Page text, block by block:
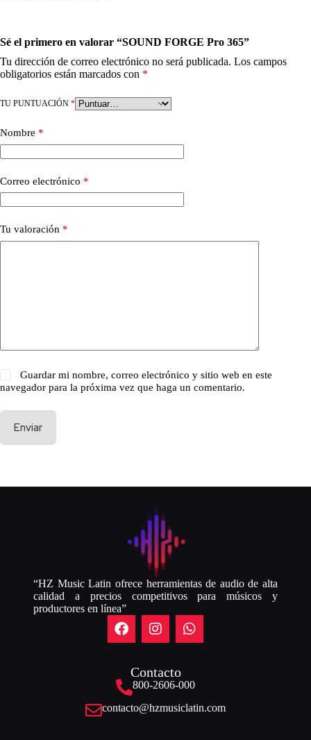
Sé el primero en valorar “SOUND FORGE Pro 365”
Tu dirección de correo electrónico no será publicada. Los campos
obligatorios están marcados con *
TU PUNTUACIÓN *
Nombre *
Correo electrónico *
Tu valoración *
Guardar mi nombre, correo electrónico y sitio web en este
navegador para la próxima vez que haga un comentario.
Enviar
“HZ Music Latin ofrece herramientas de audio de alta
calidad a precios competitivos para músicos y
productores en línea”
Contacto
800-2606-000
contacto@hzmusiclatin.com